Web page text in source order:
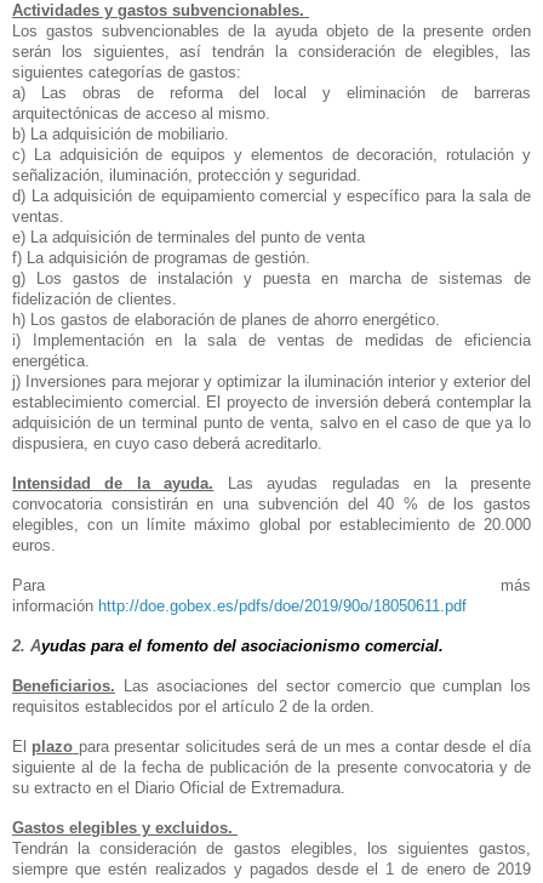
Actividades y gastos subvencionables.
Los gastos subvencionables de la ayuda objeto de la presente orden
serán los siguientes, así tendrán la consideración de elegibles, las
siguientes categorías de gastos:
a) Las obras de reforma del local y eliminación de barreras
arquitectónicas de acceso al mismo.
b) La adquisición de mobiliario.
c) La adquisición de equipos y elementos de decoración, rotulación y
señalización, iluminación, protección y seguridad.
d) La adquisición de equipamiento comercial y específico para la sala de
ventas.
e) La adquisición de terminales del punto de venta
f) La adquisición de programas de gestión.
g) Los gastos de instalación y puesta en marcha de sistemas de
fidelización de clientes.
h) Los gastos de elaboración de planes de ahorro energético.
i) Implementación en la sala de ventas de medidas de eficiencia
energética.
j) Inversiones para mejorar y optimizar la iluminación interior y exterior del
establecimiento comercial. El proyecto de inversión deberá contemplar la
adquisición de un terminal punto de venta, salvo en el caso de que ya lo
dispusiera, en cuyo caso deberá acreditarlo.
Intensidad de la ayuda.
Las ayudas reguladas en la presente
convocatoria consistirán en una subvención del 40 % de los gastos
elegibles, con un límite máximo global por establecimiento de 20.000
euros.
Para más
información http://doe.gobex.es/pdfs/doe/2019/90o/18050611.pdf
2. Ayudas para el fomento del asociacionismo comercial.
Beneficiarios.
Las asociaciones del sector comercio que cumplan los
requisitos establecidos por el artículo 2 de la orden.
El plazo para presentar solicitudes será de un mes a contar desde el día
siguiente al de la fecha de publicación de la presente convocatoria y de
su extracto en el Diario Oficial de Extremadura.
Gastos elegibles y excluidos.
Tendrán la consideración de gastos elegibles, los siguientes gastos,
siempre que estén realizados y pagados desde el 1 de enero de 2019